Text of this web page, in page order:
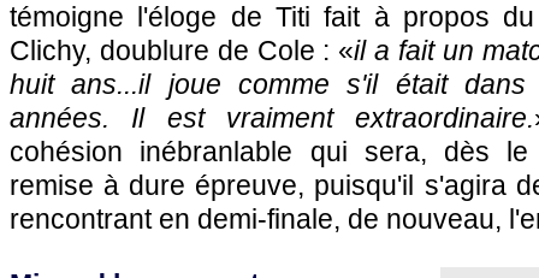
témoigne l'éloge de Titi fait à propos
Clichy, doublure de Cole : «il a fait un
huit ans...il joue comme s'il était dans
années. Il est vraiment extraordinaire.
cohésion inébranlable qui sera, dès le
remise à dure épreuve, puisqu'il s'agira
rencontrant en demi-finale, de nouveau,